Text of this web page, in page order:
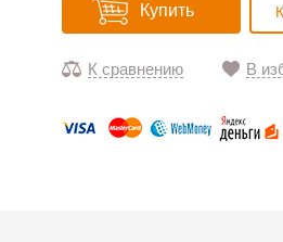
Купить
К сравнению В